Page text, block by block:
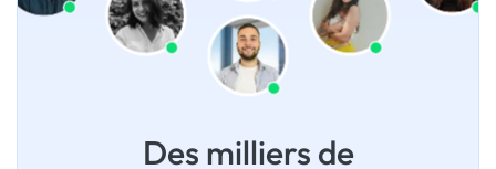
Des milliers de